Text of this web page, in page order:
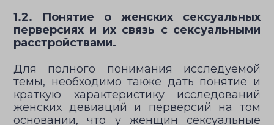
1.2. Понятие о женских сексуальных
перверсиях и их связь с сексуальными
расстройствами.
Для полного понимания исследуемой
темы, необходимо также дать понятие и
краткую характеристику исследований
женских девиаций и перверсий на том
основании, что у женщин сексуальные